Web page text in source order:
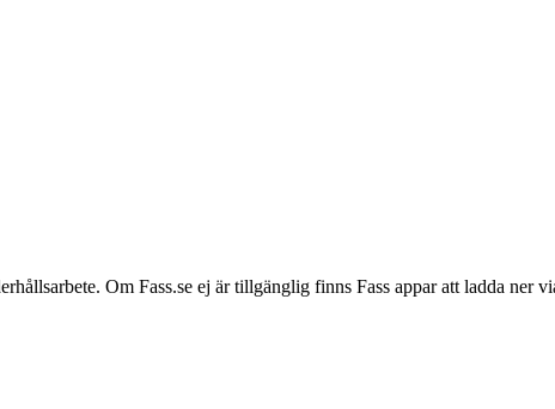
Om Fass.se ej är tillgänglig finns Fass appar att ladda ner